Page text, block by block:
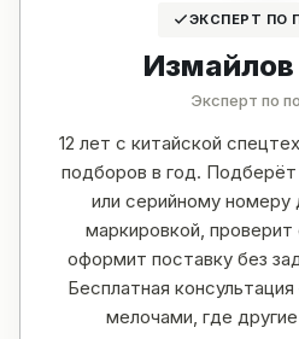
ЭКСПЕРТ ПО
Эксперт по
12 лет с китайской
подборов в год.
или серийному
маркировкой,
оформит поставку без
Бесплатная
мелочами, где